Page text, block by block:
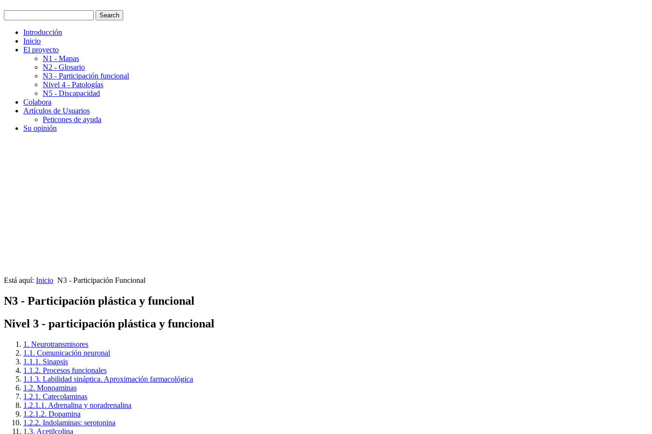
Introducción
Inicio
El proyecto
N1 - Mapas
N2 - Glosario
N3 - Participación funcional
Nivel 4 - Patologías
N5 - Discapacidad
Colabora
Artículos de Usuarios
Peticones de ayuda
Su opinión
Está aquí: Inicio N3 - Participación Funcional
N3 - Participación plástica y funcional
Nivel 3 - participación plástica y funcional
1. Neurotransmisores
1.1. Comunicación neuronal
1.1.1. Sinapsis
1.1.2. Procesos funcionales
1.1.3. Labilidad sináptica. Aproximación farmacológica
1.2. Monoaminas
1.2.1. Catecolaminas
1.2.1.1. Adrenalina y noradrenalina
1.2.1.2. Dopamina
1.2.2. Indolaminas: serotonina
1.3. Acetilcolina